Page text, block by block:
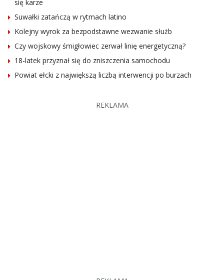
się karze
Suwałki zatańczą w rytmach latino
Kolejny wyrok za bezpodstawne wezwanie służb
Czy wojskowy śmigłowiec zerwał linię energetyczną?
18-latek przyznał się do zniszczenia samochodu
Powiat ełcki z największą liczbą interwencji po burzach
REKLAMA